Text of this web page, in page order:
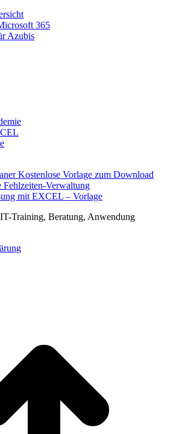
365
Azubis
Kostenlose Vorlage zum Download
Verwaltung
mit EXCEL – Vorlage
Training, Beratung, Anwendung